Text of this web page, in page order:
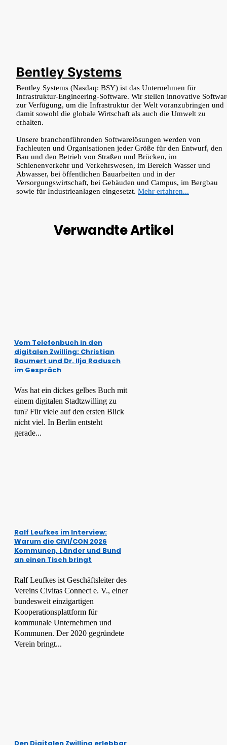
Bentley Systems
Bentley Systems (Nasdaq: BSY) ist das Unternehmen für
Infrastruktur-Engineering-Software. Wir stellen innovative
zur Verfügung, um die Infrastruktur der Welt voranzubringen und
damit sowohl die globale Wirtschaft als auch die Umwelt zu
erhalten.
Unsere branchenführenden Softwarelösungen werden von
Fachleuten und Organisationen jeder Größe für den Entwurf, den
Bau und den Betrieb von Straßen und Brücken, im
Schienenverkehr und Verkehrswesen, im Bereich Wasser und
Abwasser, bei öffentlichen Bauarbeiten und in der
Versorgungswirtschaft, bei Gebäuden und Campus, im Bergbau
sowie für Industrieanlagen eingesetzt. Mehr erfahren...
Verwandte Artikel
Vom Telefonbuch in den
digitalen Zwilling: Christian
Baumert und Dr. Ilja Radusch
im Gespräch
Was hat ein dickes gelbes Buch mit
einem digitalen Stadtzwilling zu
tun? Für viele auf den ersten Blick
nicht viel. In Berlin entsteht
gerade...
Ralf Leufkes im Interview:
Warum die CIVI/CON 2026
Kommunen, Länder und Bund
an einen Tisch bringt
Ralf Leufkes ist Geschäftsleiter des
Vereins Civitas Connect e. V., einer
bundesweit einzigartigen
Kooperationsplattform für
kommunale Unternehmen und
Kommunen. Der 2020 gegründete
Verein bringt...